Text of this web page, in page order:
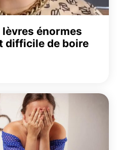
énormes
difficile de boire